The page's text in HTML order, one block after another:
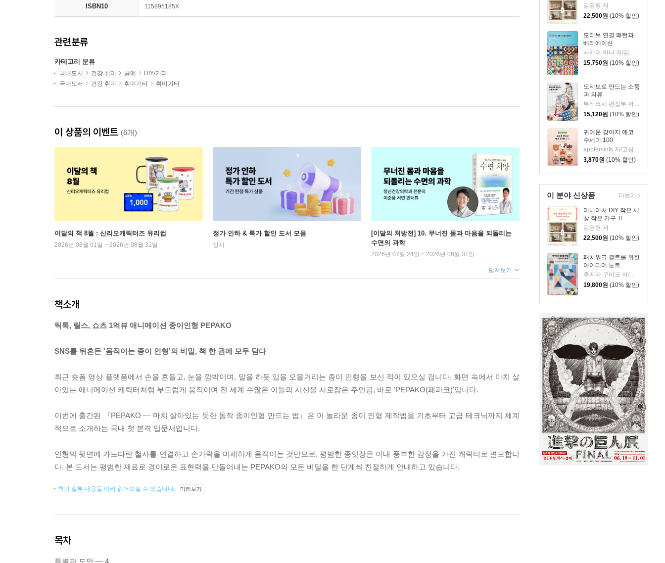
김경령 저
22,500원 (10% 할인)
모티브 연결 패턴과
베리에이션
15,750원 (10% 할인)
모티브로 만드는 소품
과 의류
15,120원 (10% 할인)
귀여운 강아지 에코
수세미 100
applemints 저/고심설 역/조수연 감수
3,870원 (10% 할인)
이 분야 신상품
미니어처 DIY 작은 세
상 작은 가구 Ⅱ
김경령 저
22,500원 (10% 할인)
패치워크 퀼트를 위한
아이디어 노트
19,800원 (10% 할인)
더보기
ISBN10 115895185X
관련분류
카테고리 분류
국내도서 건강 취미 공예
DIY/기타
국내도서
건강 취미 취미기타 취미기타
이 상품의 이벤트 (6개)
이달의 책 8월 : 산리오캐릭터즈 유리컵
2026년 08월 01일 ~ 2026년 08월 31일
정가 인하 & 특가 할인 도서 모음
상시
[이달의 처방전] 10. 무너진 몸과 마음을 되돌리는
수면의 과학
2026년 07월 24일 ~ 2026년 08월 31일
펼쳐보기
책소개
틱톡, 릴스, 쇼츠 1억뷰 애니메이션 종이인형 PEPAKO
SNS를 뒤흔든 '움직이는 종이 인형'의 비밀, 책 한 권에 모두 담다
최근 숏폼 영상 플랫폼에서 손을 흔들고, 눈을 깜박이며, 말을 하듯 입을 오물거리는 종이 인형을 보신 적이 있으실 겁니다. 화면 속에서 마치 살
아있는 애니메이션 캐릭터처럼 부드럽게 움직이며 전 세계 수많은 이들의 시선을 사로잡은 주인공, 바로 'PEPAKO(페파코)'입니다.
이번에 출간된 『PEPAKO ― 마치 살아있는 듯한 동작 종이인형 만드는 법』은 이 놀라운 종이 인형 제작법을 기초부터 고급 테크닉까지 체계
적으로 소개하는 국내 첫 본격 입문서입니다.
인형의 뒷면에 가느다란 철사를 연결하고 손가락을 미세하게 움직이는 것만으로, 평범한 종잇장은 이내 풍부한 감정을 가진 캐릭터로 변모합니
다. 본 도서는 평범한 재료로 경이로운 표현력을 만들어내는 PEPAKO의 모든 비밀을 한 단계씩 친절하게 안내하고 있습니다.
책의 일부 내용을 미리 읽어보실 수 있습니다. 미리보기
목차